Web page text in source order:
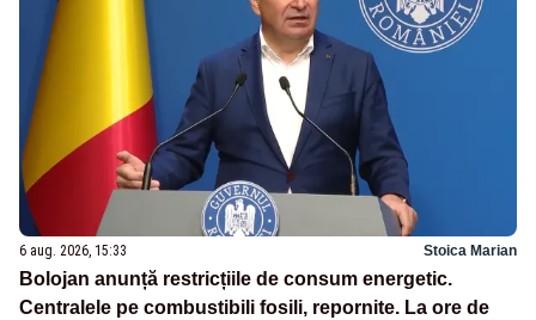
6 aug. 2026, 15:33 Stoica Marian
Bolojan anunță restricțiile de consum energetic.
Centralele pe combustibili fosili, repornite. La ore de